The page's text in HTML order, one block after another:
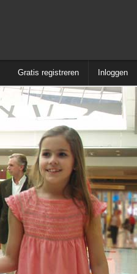
Gratis registreren Inloggen